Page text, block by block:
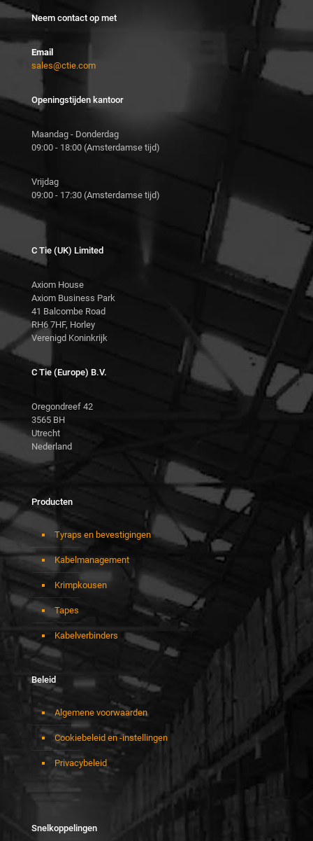
Neem contact op met
Email
sales@ctie.com
Openingstijden kantoor
Maandag - Donderdag
09:00 - 18:00 (Amsterdamse tijd)
Vrijdag
09:00 - 17:30 (Amsterdamse tijd)
C Tie (UK) Limited
Axiom House
Axiom Business Park
41 Balcombe Road
RH6 7HF, Horley
Verenigd Koninkrijk
C Tie (Europe) B.V.
Oregondreef 42
3565 BH
Utrecht
Nederland
Producten
Tyraps en bevestigingen
Kabelmanagement
Krimpkousen
Tapes
Kabelverbinders
Beleid
Algemene voorwaarden
Cookiebeleid en -instellingen
Privacybeleid
Snelkoppelingen